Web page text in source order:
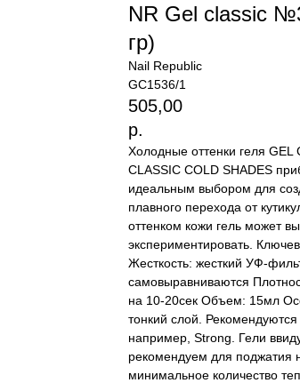
NR Gel classic
гр)
Nail Republic
GC1536/1
505,00
р.
Холодные оттенки геля GEL
CLASSIC COLD SHADES
идеальным выбором для
плавного перехода от
оттенком кожи гель может
экспериментировать.
Жесткость: жесткий УФ-
самовыравниваются
на 10-20сек Объем: 15мл
тонкий слой.
например, Strong. Гели
рекомендуем для поджатия
минимальное количество